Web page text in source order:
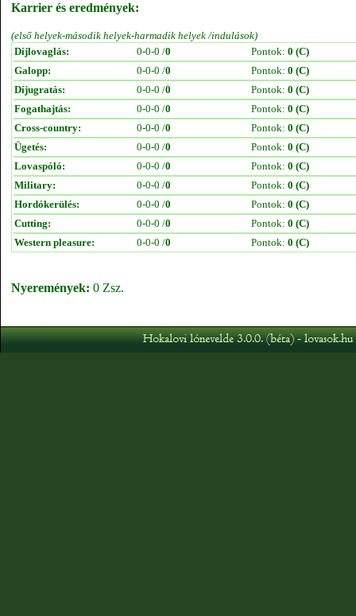
Karrier és eredmények:
(első helyek-második helyek-harmadik helyek /indulások)
Díjlovaglás:
0-0-0 /0 Pontok: 0 (C)
Galopp:
0-0-0 /0 Pontok: 0 (C)
Díjugratás:
0-0-0 /0 Pontok: 0 (C)
Fogathajtás:
0-0-0 /0 Pontok: 0 (C)
Cross-country:
0-0-0 /0 Pontok: 0 (C)
Ügetés:
0-0-0 /0 Pontok: 0 (C)
Lovaspóló:
0-0-0 /0 Pontok: 0 (C)
Military:
0-0-0 /0 Pontok: 0 (C)
Hordókerülés:
0-0-0 /0 Pontok: 0 (C)
Cutting:
0-0-0 /0 Pontok: 0 (C)
Western pleasure:
0-0-0 /0 Pontok: 0 (C)
Nyeremények: 0 Zsz.